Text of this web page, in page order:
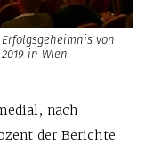
von
in Wien
nach
der Berichte